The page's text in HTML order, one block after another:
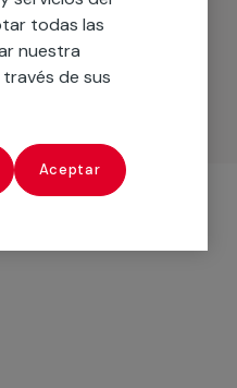
todas las
nuestra
través de sus
Aceptar